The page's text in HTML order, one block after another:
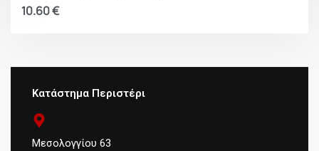
10.60€
Κατάστημα Περιστέρι
Μεσολογγίου 63